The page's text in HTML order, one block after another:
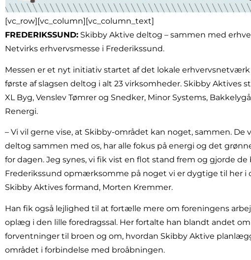
[vc_row][vc_column][vc_column_text]
FREDERIKSSUND: Skibby Aktive deltog – sammen med
Netvirks erhvervsmesse i Frederikssund.
Messen er et nyt initiativ startet af det lokale erhvervsnetværk
første af slagsen deltog i alt 23 virksomheder. Skibby Aktives
XL Byg, Venslev Tømrer og Snedker, Minor Systems,
Renergi.
– Vi vil gerne vise, at Skibby-området kan noget, sammen. De
deltog sammen med os, har alle fokus på energi og det
for dagen. Jeg synes, vi fik vist en flot stand frem og gjorde de
Frederikssund opmærksomme på noget vi er dygtige til her i
Skibby Aktives formand, Morten Kremmer.
Han fik også lejlighed til at fortælle mere om foreningens
oplæg i den lille foredragssal. Her fortalte han blandt andet
forventninger til broen og om, hvordan Skibby Aktive
området i forbindelse med broåbningen.